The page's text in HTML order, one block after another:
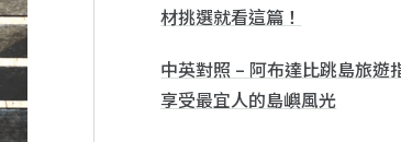
材挑選就看這篇！
中英對照 – 阿布達比跳島旅遊
享受最宜人的島嶼風光